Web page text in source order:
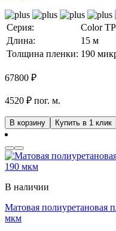
Серия:
Color
Длина:
15 м
Толщина пленки: 190
67800 ₽
4520 ₽ пог. м.
В корзину Купить в 1 клик
В наличии
Матовая полиуретановая
мкм